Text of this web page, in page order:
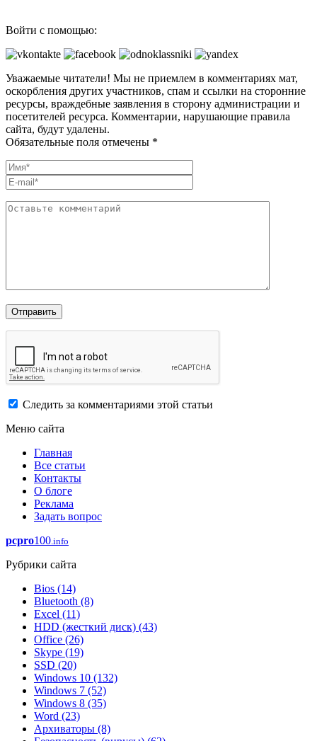
Войти с помощью:
Уважаемые читатели! Мы не приемлем в комментариях мат,
оскорбления других участников, спам и ссылки на сторонние
ресурсы, враждебные заявления в сторону администрации и
посетителей ресурса. Комментарии, нарушающие правила
сайта, будут удалены.
Обязательные поля отмечены *
Следить за комментариями этой статьи
Меню сайта
Главная
Все статьи
Контакты
О блоге
Реклама
Задать вопрос
pcpro100.info
Рубрики сайта
Bios (14)
Bluetooth (8)
Excel (11)
HDD (жесткий диск) (43)
Office (26)
Skype (19)
SSD (20)
Windows 10 (132)
Windows 7 (52)
Windows 8 (35)
Word (23)
Архиваторы (8)